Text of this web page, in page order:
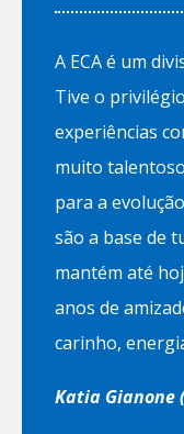
A ECA é um
Tive o
experiências
muito
para a
são a base de
mantém até
anos de
carinho,
Katia Gianone